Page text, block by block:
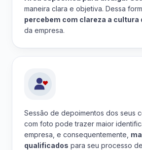
maneira clara e objetiva. Dessa
percebem com clareza a cultura
da empresa.
Sessão de depoimentos dos seus
com foto pode trazer maior
empresa, e consequentemente,
qualificados para seu processo